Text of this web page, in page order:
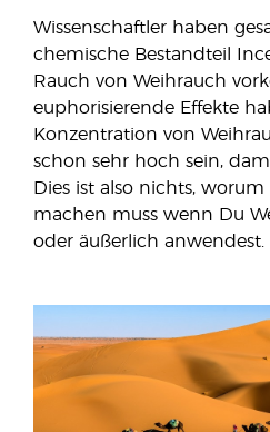
Wissenschaftler haben
chemische Bestandteil
Rauch von Weihrauch
euphorisierende Effekte
Konzentration von
schon sehr hoch sein,
Dies ist also nichts,
machen muss wenn Du
oder äußerlich anwendest.